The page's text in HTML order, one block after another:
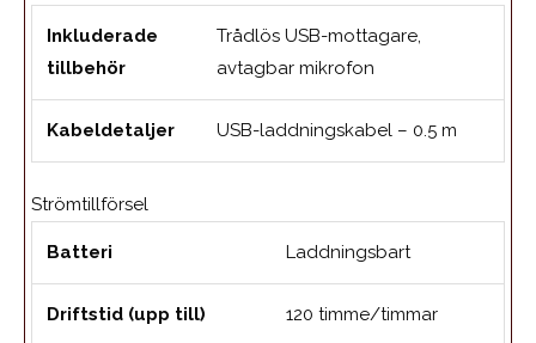
Inkluderade
tillbehör
Trådlös USB-mottagare,
avtagbar mikrofon
Kabeldetaljer USB-laddningskabel – 0.5 m
Strömtillförsel
Batteri Laddningsbart
Driftstid (upp till) 120 timme/timmar